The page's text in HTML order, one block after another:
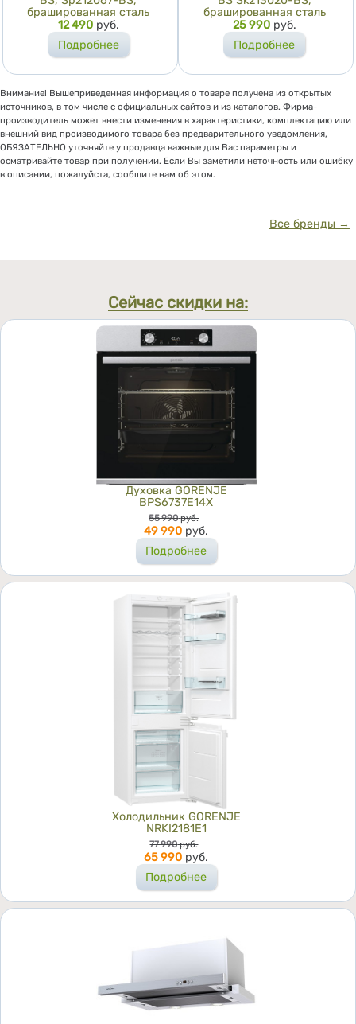
брашированная сталь
Цена
12 490 руб.
Подробнее
брашированная сталь
Цена
25 990 руб.
Подробнее
Внимание! Вышеприведенная информация о товаре получена из открытых
источников, в том числе с официальных сайтов и из каталогов. Фирма-
производитель может внести изменения в характеристики, комплектацию или
внешний вид производимого товара без предварительного уведомления,
ОБЯЗАТЕЛЬНО уточняйте у продавца важные для Вас параметры и
осматривайте товар при получении. Если Вы заметили неточность или ошибку
в описании, пожалуйста, сообщите нам об этом.
Все бренды →
Сейчас скидки на:
Духовка GORENJE
BPS6737E14X
Цена
55 990 руб.
49 990 руб.
Подробнее
Холодильник GORENJE
NRKI2181E1
Цена
77 990 руб.
65 990 руб.
Подробнее